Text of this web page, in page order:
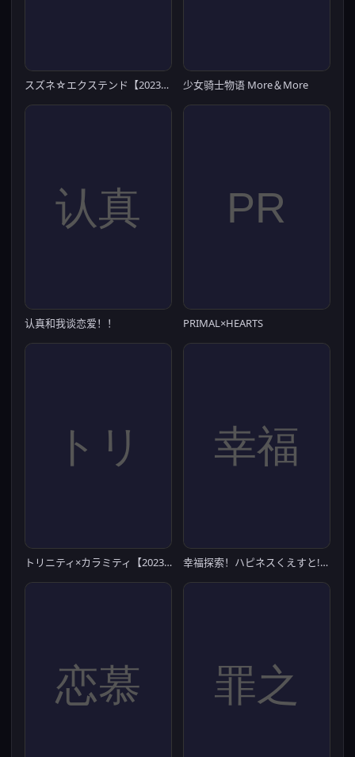
スズネ☆エクステンド【20230315】 少女骑士物语 More＆More
认真和我谈恋爱！！ PRIMAL×HEARTS
トリニティ×カラミティ【20230315】 幸福探索！ハピネスくえすと!【20230315】